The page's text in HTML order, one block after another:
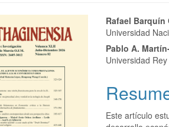
Rafael Barquín
Universidad
Pablo A.
Universidad
Este artículo